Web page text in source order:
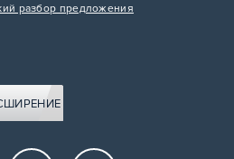
разбор предложения